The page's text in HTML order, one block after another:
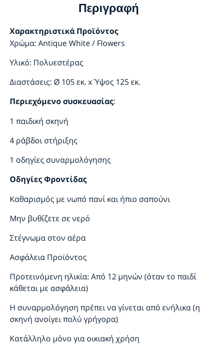
Περιγραφή
Χαρακτηριστικά Προϊόντος
Χρώμα: Antique White / Flowers
Υλικό: Πολυεστέρας
Διαστάσεις: Ø 105 εκ. x Ύψος 125 εκ.
Περιεχόμενο συσκευασίας:
1 παιδική σκηνή
4 ράβδοι στήριξης
1 οδηγίες συναρμολόγησης
Οδηγίες Φροντίδας
Καθαρισμός με νωπό πανί και ήπιο σαπούνι
Μην βυθίζετε σε νερό
Στέγνωμα στον αέρα
Ασφάλεια Προϊόντος
Προτεινόμενη ηλικία: Από 12 μηνών (όταν το παιδί
κάθεται με ασφάλεια)
Η συναρμολόγηση πρέπει να γίνεται από ενήλικα (η
σκηνή ανοίγει πολύ γρήγορα)
Κατάλληλο μόνο για οικιακή χρήση